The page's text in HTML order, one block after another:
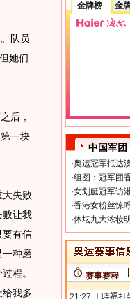
队员
她们
后，
一块
失败
败让我
要有信
一种磨
程。
我多
金牌榜 金
中国军团
·奥运冠军抵达
·组图：冠军团
·女划艇冠军访
·香港女粉丝惊
·体坛九大浓妆
赛事赛程